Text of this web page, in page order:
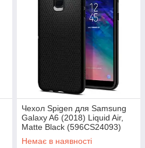
Чехол Spigen для Samsung
Galaxy A6 (2018) Liquid Air,
Matte Black (596CS24093)
Немає в наявності